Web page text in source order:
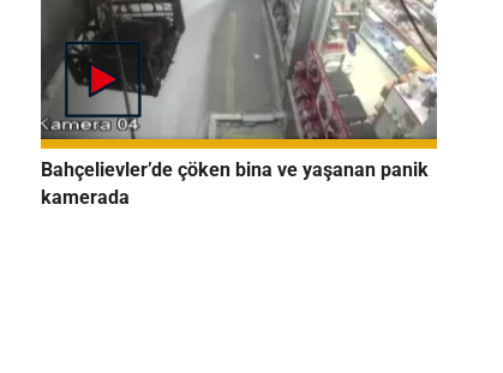
Bahçelievler’de çöken bina ve yaşanan panik
kamerada